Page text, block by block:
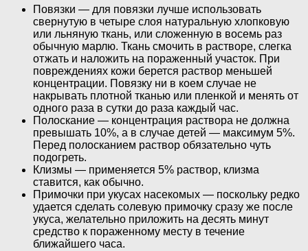
Повязки — для повязки лучше использовать
свернутую в четыре слоя натуральную хлопковую
или льняную ткань, или сложенную в восемь раз
обычную марлю. Ткань смочить в растворе, слегка
отжать и наложить на пораженный участок. При
повреждениях кожи берется раствор меньшей
концентрации. Повязку ни в коем случае не
накрывать плотной тканью или пленкой и менять от
одного раза в сутки до раза каждый час.
Полоскание — концентрация раствора не должна
превышать 10%, а в случае детей — максимум 5%.
Перед полосканием раствор обязательно чуть
подогреть.
Клизмы — применяется 5% раствор, клизма
ставится, как обычно.
Примочки при укусах насекомых — поскольку редко
удается сделать солевую примочку сразу же после
укуса, желательно приложить на десять минут
средство к пораженному месту в течение
ближайшего часа.